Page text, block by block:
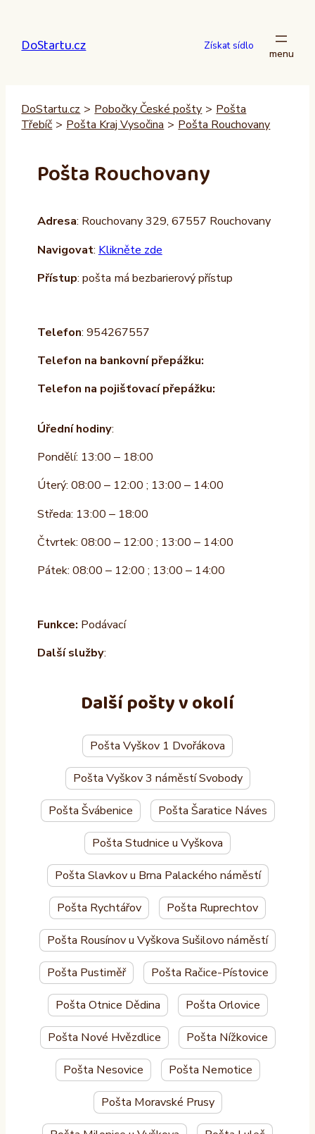
obsah
DoStartu.cz Získat sídlo
DoStartu.cz > Pobočky České pošty > Pošta
Třebíč > Pošta Kraj Vysočina > Pošta Rouchovany
Pošta Rouchovany
Adresa: Rouchovany 329, 67557 Rouchovany
Navigovat: Klikněte zde
Přístup: pošta má bezbarierový přístup
Telefon: 954267557
Telefon na bankovní přepážku:
Telefon na pojišťovací přepážku:
Úřední hodiny:
Pondělí: 13:00 – 18:00
Úterý: 08:00 – 12:00 ; 13:00 – 14:00
Středa: 13:00 – 18:00
Čtvrtek: 08:00 – 12:00 ; 13:00 – 14:00
Pátek: 08:00 – 12:00 ; 13:00 – 14:00
Funkce: Podávací
Další služby:
Další pošty v okolí
Pošta Vyškov 1 Dvořákova
Pošta Vyškov 3 náměstí Svobody
Pošta Švábenice Pošta Šaratice Náves
Pošta Studnice u Vyškova
Pošta Slavkov u Brna Palackého náměstí
Pošta Rychtářov Pošta Ruprechtov
Pošta Rousínov u Vyškova Sušilovo náměstí
Pošta Pustiměř Pošta Račice-Pístovice
Pošta Otnice Dědina Pošta Orlovice
Pošta Nové Hvězdlice Pošta Nížkovice
Pošta Nesovice Pošta Nemotice
Pošta Moravské Prusy